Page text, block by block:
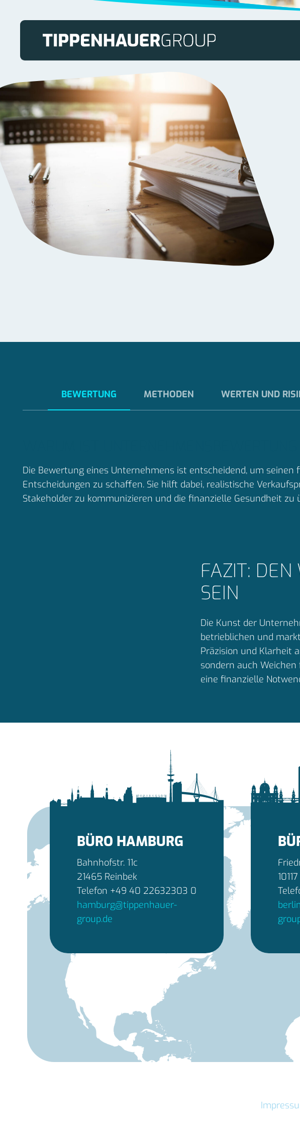
BEWERTUNG METHODEN WERTEN UND
Die Bewertung eines Unternehmens ist entscheidend, um
Entscheidungen zu schaffen. Sie hilft dabei, realistische
Stakeholder zu kommunizieren und die finanzielle Gesundheit zu
FAZIT: DEN
SEIN
Die Kunst der
betrieblichen und
Präzision und Klarheit
sondern auch
eine finanzielle
BÜRO HAMBURG
Bahnhofstr. 11c
21465 Reinbek
Telefon +49 40 22632303 0
hamburg@tippenhauer-
group.de